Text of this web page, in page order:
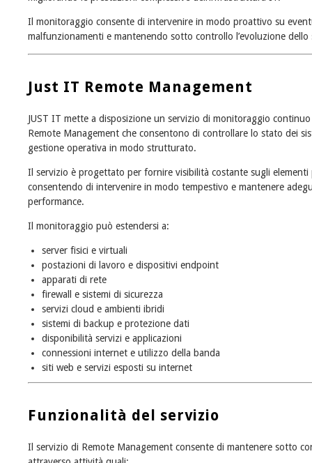
Il monitoraggio consente di intervenire in modo proattivo su
malfunzionamenti e mantenendo sotto controllo l’evoluzione
Just IT Remote Management
JUST IT mette a disposizione un servizio di monitoraggio
Remote Management che consentono di controllare lo stato dei
gestione operativa in modo strutturato.
Il servizio è progettato per fornire visibilità costante sugli elementi
consentendo di intervenire in modo tempestivo e mantenere
performance.
Il monitoraggio può estendersi a:
server fisici e virtuali
postazioni di lavoro e dispositivi endpoint
apparati di rete
firewall e sistemi di sicurezza
servizi cloud e ambienti ibridi
sistemi di backup e protezione dati
disponibilità servizi e applicazioni
connessioni internet e utilizzo della banda
siti web e servizi esposti su internet
Funzionalità del servizio
Il servizio di Remote Management consente di mantenere sotto